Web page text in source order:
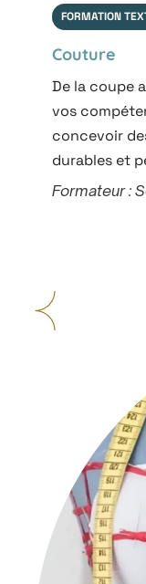
FORMATION
Couture
De la coupe
vos
concevoir
durables et
Formateur :